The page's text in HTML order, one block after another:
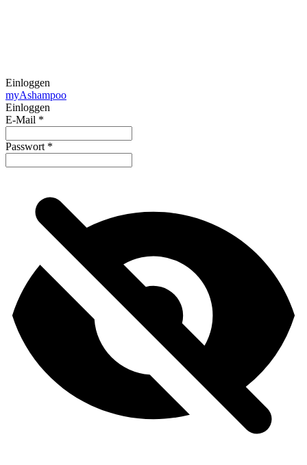
Einloggen
myAshampoo
Einloggen
E-Mail *
Passwort *